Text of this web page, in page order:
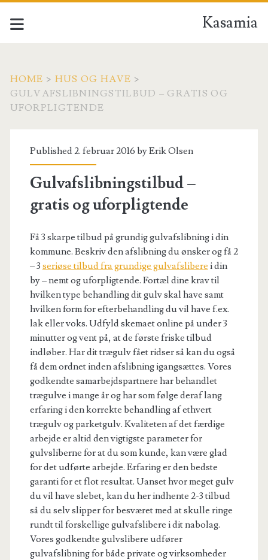
Kasamia
HOME > HUS OG HAVE >
GULVAFSLIBNINGSTILBUD – GRATIS OG
UFORPLIGTENDE
Published 2. februar 2016 byErik Olsen
Gulvafslibningstilbud –
gratis og uforpligtende
Få 3 skarpe tilbud på grundig gulvafslibning i din
kommune. Beskriv den afslibning du ønsker og få 2
– 3 seriøse tilbud fra grundige gulvafslibere i din
by – nemt og uforpligtende. Fortæl dine krav til
hvilken type behandling dit gulv skal have samt
hvilken form for efterbehandling du vil have f.ex.
lak eller voks. Udfyld skemaet online på under 3
minutter og vent på, at de første friske tilbud
indløber. Har dit trægulv fået ridser så kan du også
få dem ordnet inden afslibning igangsættes. Vores
godkendte samarbejdspartnere har behandlet
trægulve i mange år og har som følge deraf lang
erfaring i den korrekte behandling af ethvert
trægulv og parketgulv. Kvaliteten af det færdige
arbejde er altid den vigtigste parameter for
gulvsliberne for at du som kunde, kan være glad
for det udførte arbejde. Erfaring er den bedste
garanti for et flot resultat. Uanset hvor meget gulv
du vil have slebet, kan du her indhente 2-3 tilbud
så du selv slipper for besværet med at skulle ringe
rundt til forskellige gulvafslibere i dit nabolag.
Vores godkendte gulvslibere udfører
gulvafslibning for både private og virksomheder